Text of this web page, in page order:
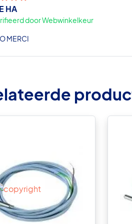
HA
door Webwinkelkeur
MERCI